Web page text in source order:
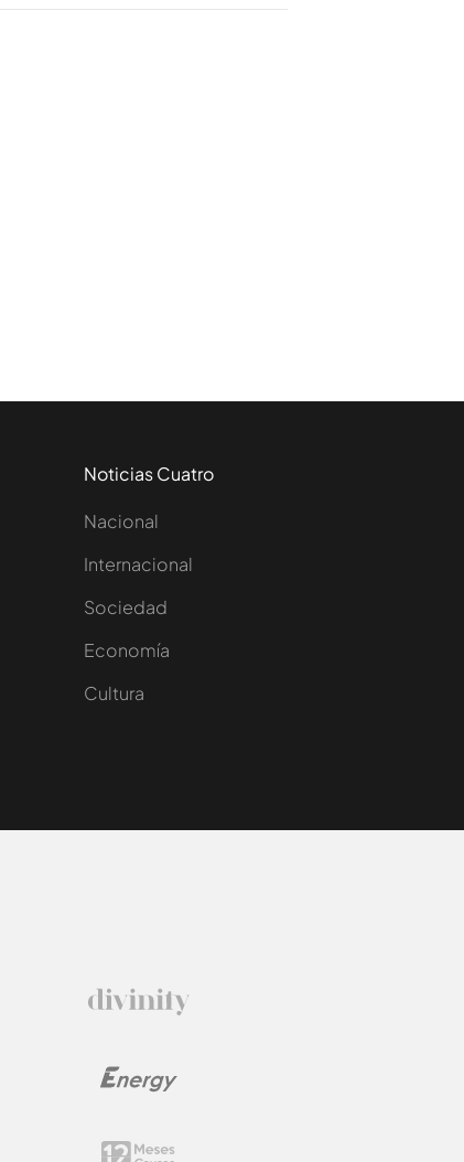
Noticias Cuatro
Nacional
Internacional
Sociedad
Economía
Cultura